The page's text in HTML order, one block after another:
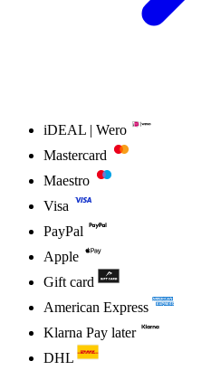
iDEAL | Wero
Mastercard
Maestro
Visa
PayPal
Apple
Gift card
American Express
Klarna Pay later
DHL